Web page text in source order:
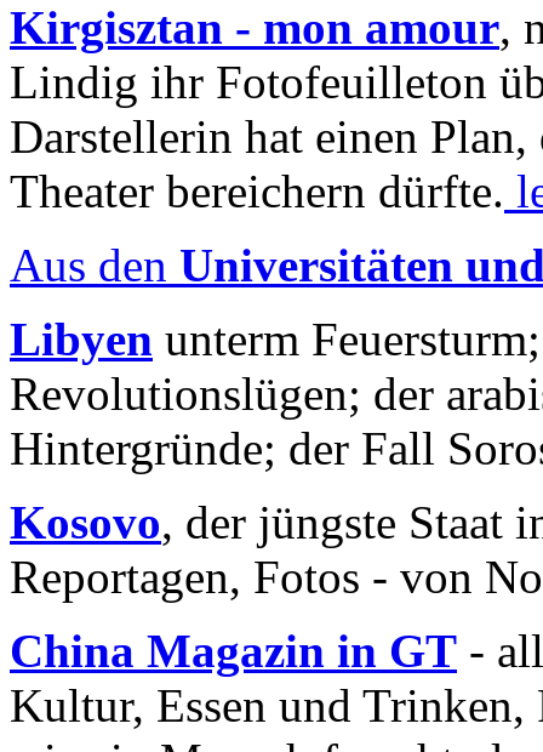
Kirgisztan - mon amour,
Lindig ihr Fotofeuilleton
Darstellerin hat einen Plan,
Theater bereichern dürfte.
Aus den Universitäten
Libyen unterm
Revolutionslügen; der
Hintergründe; der Fall
Kosovo, der jüngste Staat
Reportagen, Fotos - von
China Magazin in GT -
Kultur, Essen und